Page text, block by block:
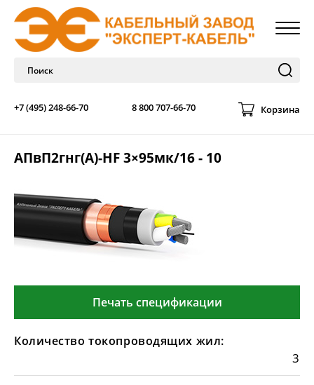
+7 (495) 248-66-70 8 800 707-66-70 Корзина
АПвП2гнг(А)-HF 3×95мк/16 - 10
Печать спецификации
Количество токопроводящих жил:
3